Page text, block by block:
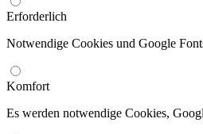
Erforderlich
Notwendige Cookies und Google
Komfort
Es werden notwendige Cookies,